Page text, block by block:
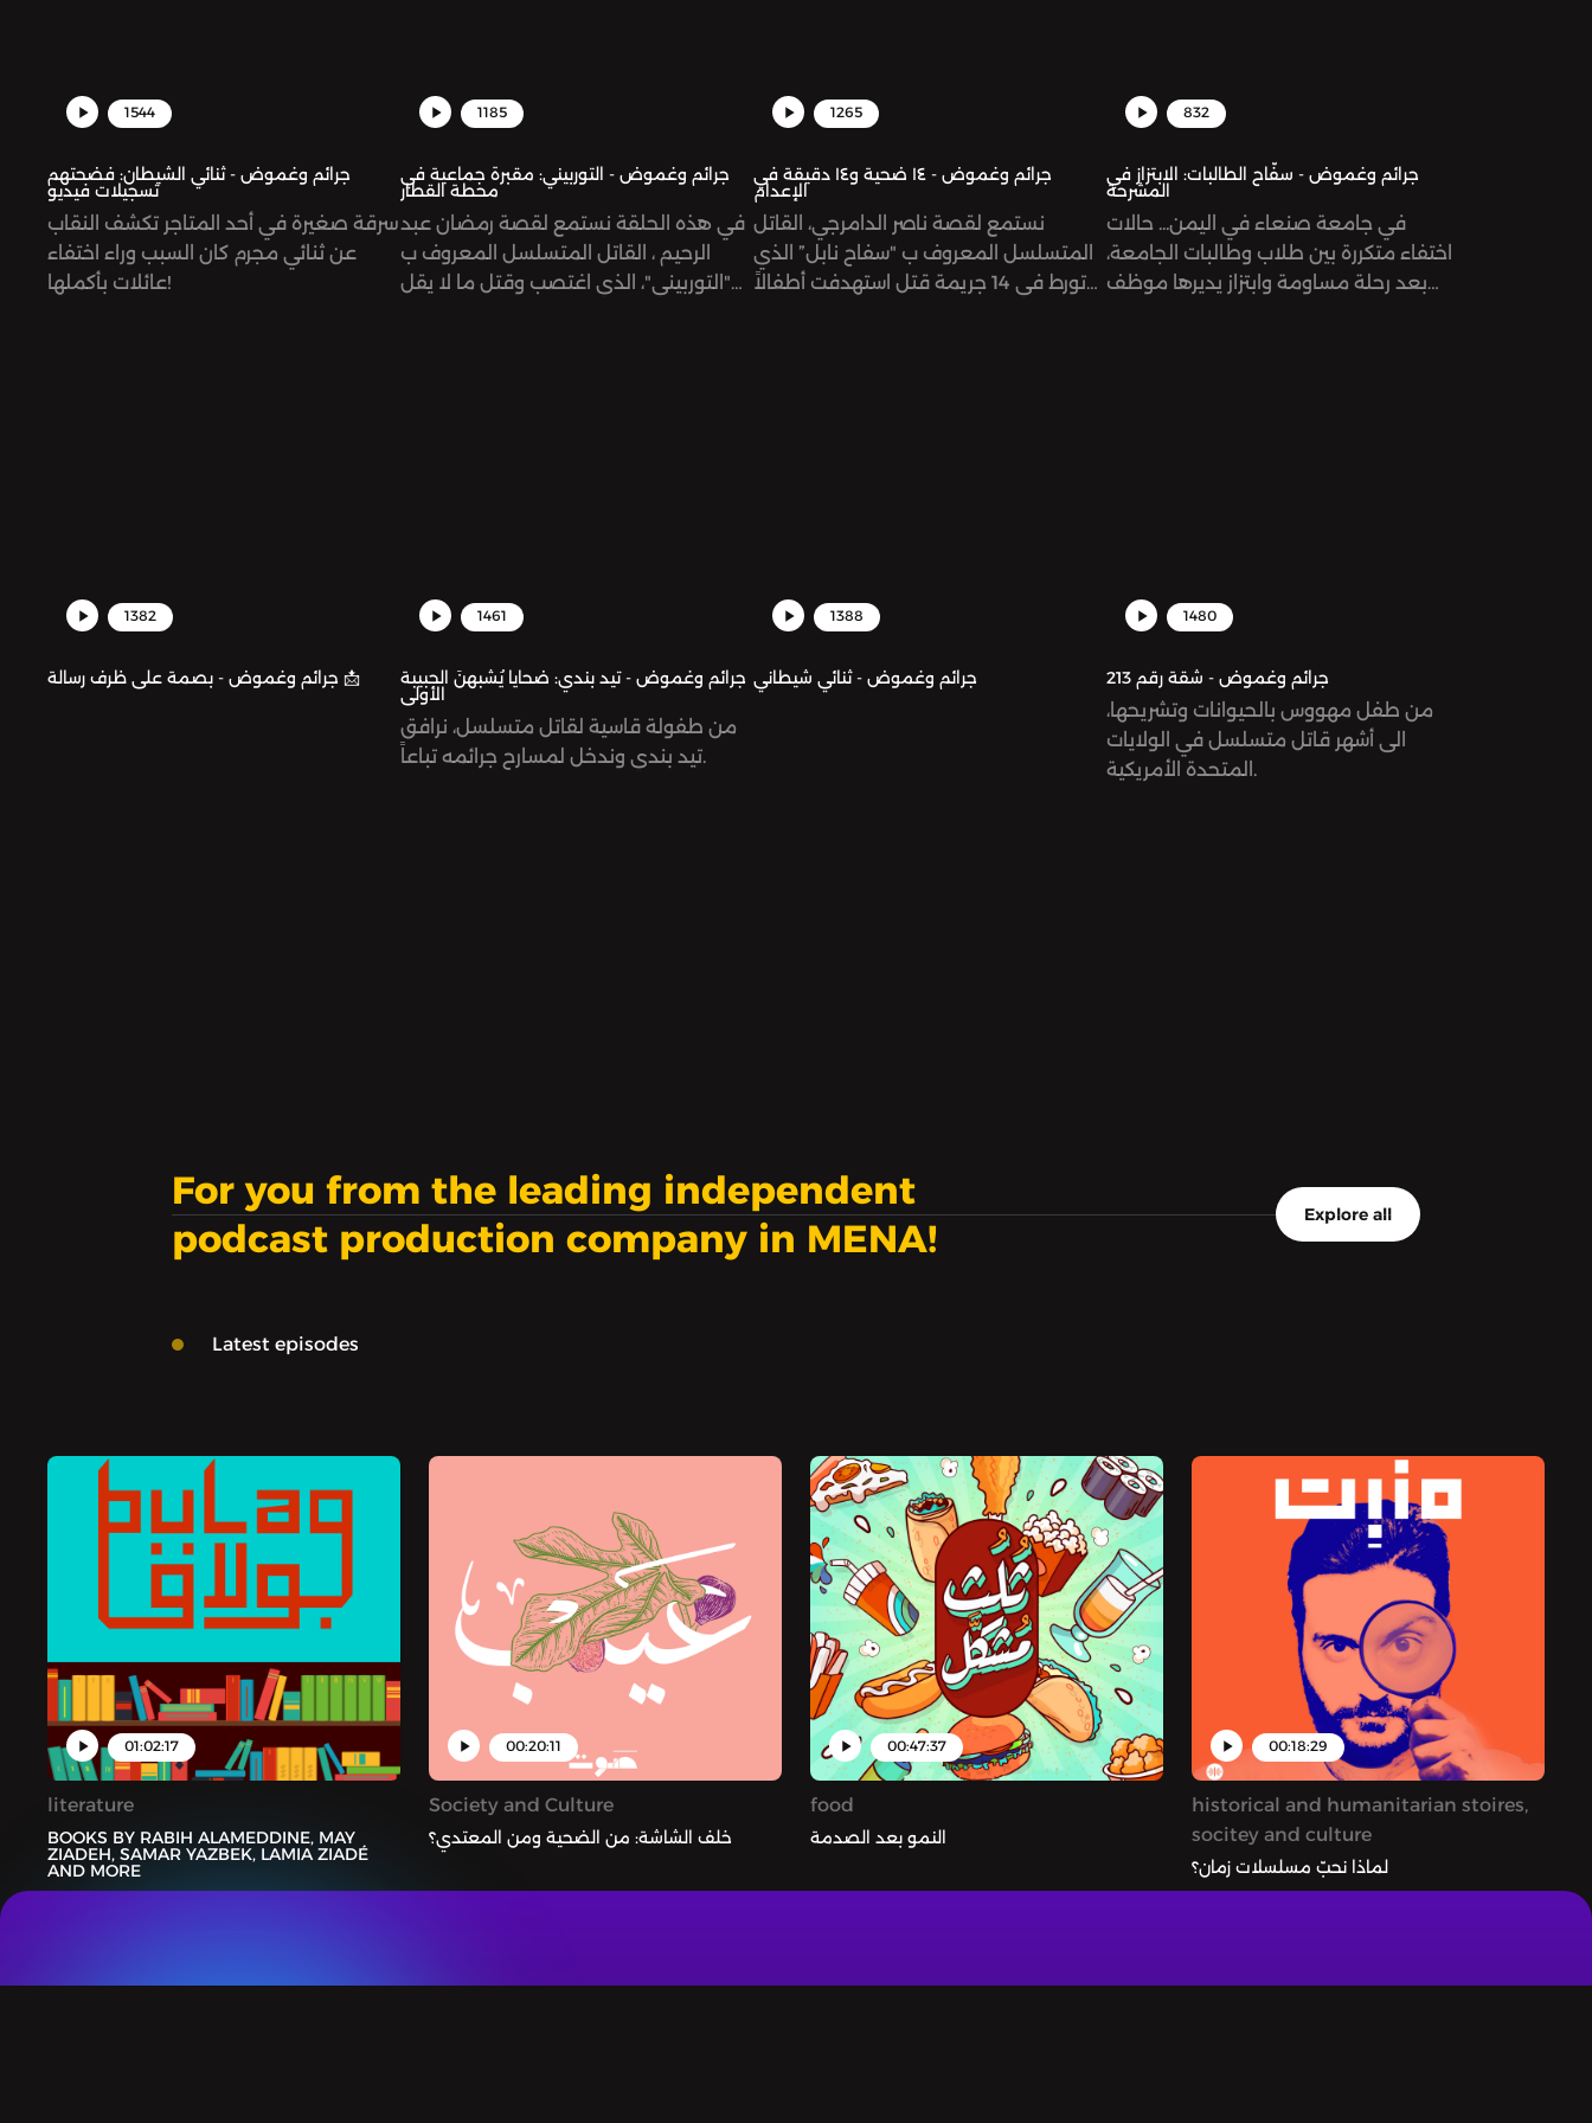
1544
جرائم وغموض - ثنائي الشيطان: فضحتهم
تسجيلات فيديو
سرقة صغيرة في أحد المتاجر تكشف النقاب
عن ثنائي مجرم كان السبب وراء اختفاء
عائلات بأكملها!
1185
جرائم وغموض - التوربيني: مقبرة جماعية في
محطة القطار
في هذه الحلقة نستمع لقصة رمضان عبد
الرحيم ، القاتل المتسلسل المعروف ب
"التوربيني"، الذي اغتصب وقتل ما لا يقل
1265
جرائم وغموض - ١٤ ضحية و١٤ دقيقة في
الإعدام
نستمع لقصة ناصر الدامرجي، القاتل
المتسلسل المعروف ب "سفاح نابل” الذي
تورط في 14 جريمة قتل استهدفت أطفالاً
832
جرائم وغموض - سفّاح الطالبات: الابتزاز في
المشرحة
في جامعة صنعاء في اليمن... حالات
اختفاء متكررة بين طلاب وطالبات الجامعة،
بعد رحلة مساومة وابتزاز يديرها موظف
1382
جرائم وغموض - بصمة على ظرف رسالة 📩
1461
جرائم وغموض - تيد بندي: ضحايا يُشبهنَ الحبيبة
الأولى
من طفولة قاسية لقاتل متسلسل، نرافق
تيد بندي وندخل لمسارح جرائمه تباعاً.
1388
جرائم وغموض - ثنائي شيطاني
1480
جرائم وغموض - شقة رقم 213
من طفل مهووس بالحيوانات وتشريحها،
الى أشهر قاتل متسلسل في الولايات
المتحدة الأمريكية.
For you from the leading independent
podcast production company in MENA!
Explore all
Latest episodes
01:02:17
literature
BOOKS BY RABIH ALAMEDDINE, MAY
ZIADEH, SAMAR YAZBEK, LAMIA ZIADÉ
AND MORE
00:20:11
Society and Culture
خلف الشاشة: من الضحية ومن المعتدي؟
00:47:37
food
النمو بعد الصدمة
00:18:29
historical and humanitarian stoires,
socitey and culture
لماذا نحبّ مسلسلات زمان؟